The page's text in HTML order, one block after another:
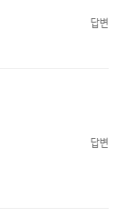
답변
답변